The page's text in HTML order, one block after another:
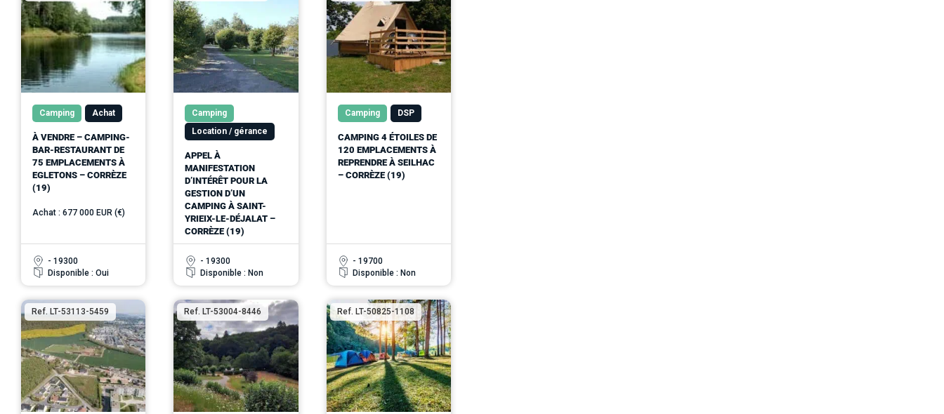
Camping Achat
À VENDRE – CAMPING-
BAR-RESTAURANT DE
75 EMPLACEMENTS À
EGLETONS – CORRÈZE
(19)
Achat : 677 000 EUR (€)
- 19300
Disponible : Oui
Camping
Location / gérance
APPEL À
MANIFESTATION
D’INTÉRÊT POUR LA
GESTION D’UN
CAMPING À SAINT-
YRIEIX-LE-DÉJALAT –
CORRÈZE (19)
- 19300
Disponible : Non
Camping DSP
CAMPING 4 ÉTOILES DE
120 EMPLACEMENTS À
REPRENDRE À SEILHAC
– CORRÈZE (19)
- 19700
Disponible : Non
Ref. LT-53113-5459 Ref. LT-53004-8446 Ref. LT-50825-1108